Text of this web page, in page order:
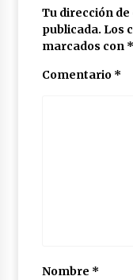
Tu dirección
publicada. Los
marcados con *
Comentario *
Nombre *